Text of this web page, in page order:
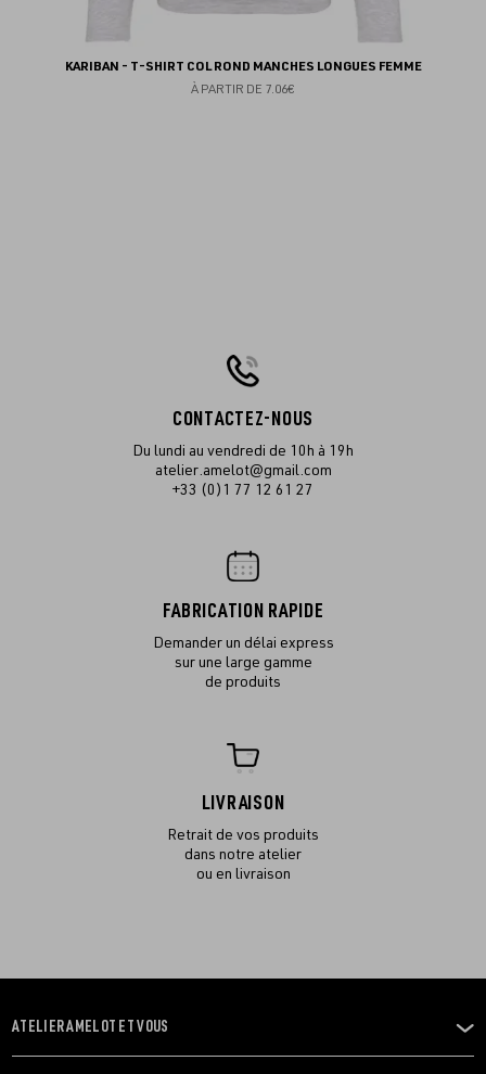
KARIBAN - T-SHIRT COL ROND MANCHES LONGUES FEMME
À PARTIR DE 7.06€
CONTACTEZ-NOUS
Du lundi au vendredi de 10h à 19h
atelier.amelot@gmail.com
+33 (0)1 77 12 61 27
FABRICATION RAPIDE
Demander un délai express
sur une large gamme
de produits
LIVRAISON
Retrait de vos produits
dans notre atelier
ou en livraison
OUVRIR
LE
ATELIER AMELOT ET VOUS